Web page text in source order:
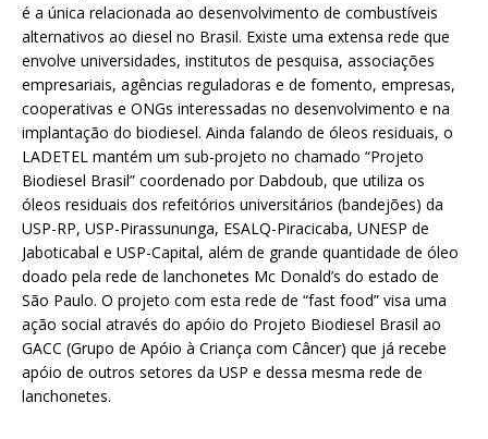
é a única relacionada ao desenvolvimento de combustíveis
alternativos ao diesel no Brasil. Existe uma extensa rede que
envolve universidades, institutos de pesquisa, associações
empresariais, agências reguladoras e de fomento, empresas,
cooperativas e ONGs interessadas no desenvolvimento e na
implantação do biodiesel. Ainda falando de óleos residuais, o
LADETEL mantém um sub-projeto no chamado “Projeto
Biodiesel Brasil” coordenado por Dabdoub, que utiliza os
óleos residuais dos refeitórios universitários (bandejões) da
USP-RP, USP-Pirassununga, ESALQ-Piracicaba, UNESP de
Jaboticabal e USP-Capital, além de grande quantidade de óleo
doado pela rede de lanchonetes Mc Donald’s do estado de
São Paulo. O projeto com esta rede de “fast food” visa uma
ação social através do apóio do Projeto Biodiesel Brasil ao
GACC (Grupo de Apóio à Criança com Câncer) que já recebe
apóio de outros setores da USP e dessa mesma rede de
lanchonetes.